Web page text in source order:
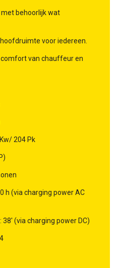
met behoorlijk wat
voor iedereen.
van chauffeur en
204 Pk
h (via charging power AC
(via charging power DC)